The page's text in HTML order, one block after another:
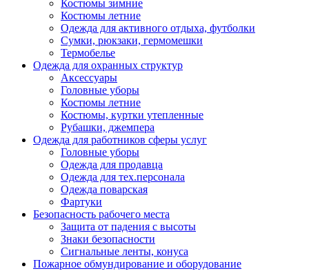
Костюмы зимние
Костюмы летние
Одежда для активного отдыха, футболки
Сумки, рюкзаки, гермомешки
Термобелье
Одежда для охранных структур
Аксессуары
Головные уборы
Костюмы летние
Костюмы, куртки утепленные
Рубашки, джемпера
Одежда для работников сферы услуг
Головные уборы
Одежда для продавца
Одежда для тех.персонала
Одежда поварская
Фартуки
Безопасность рабочего места
Защита от падения с высоты
Знаки безопасности
Сигнальные ленты, конуса
Пожарное обмундирование и оборудование